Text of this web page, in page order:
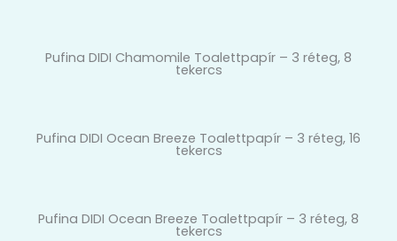
Pufina DIDI Chamomile Toalettpapír – 3 réteg, 8
tekercs
Pufina DIDI Ocean Breeze Toalettpapír – 3 réteg, 16
tekercs
Pufina DIDI Ocean Breeze Toalettpapír – 3 réteg, 8
tekercs